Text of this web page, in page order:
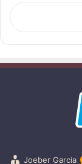
Joeber Garcia